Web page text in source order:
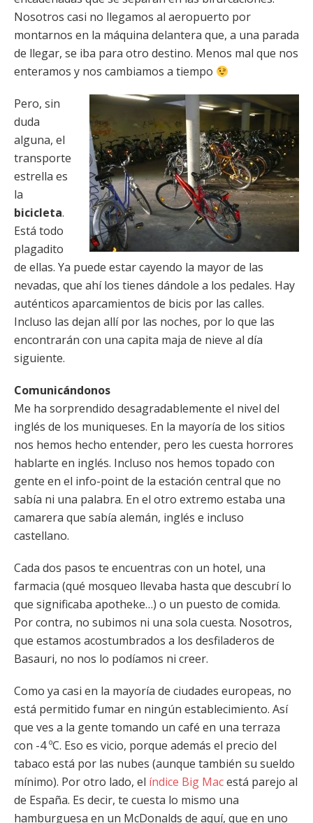
Nosotros casi no llegamos al aeropuerto por
montarnos en la máquina delantera que, a una parada
de llegar, se iba para otro destino. Menos mal que nos
enteramos y nos cambiamos a tiempo
Pero, sin
duda
alguna, el
transporte
estrella es
la
bicicleta.
Está todo
plagadito
de ellas. Ya puede estar cayendo la mayor de las
nevadas, que ahí los tienes dándole a los pedales. Hay
auténticos aparcamientos de bicis por las calles.
Incluso las dejan allí por las noches, por lo que las
encontrarán con una capita maja de nieve al día
siguiente.
Comunicándonos
Me ha sorprendido desagradablemente el nivel del
inglés de los muniqueses. En la mayoría de los sitios
nos hemos hecho entender, pero les cuesta horrores
hablarte en inglés. Incluso nos hemos topado con
gente en el info-point de la estación central que no
sabía ni una palabra. En el otro extremo estaba una
camarera que sabía alemán, inglés e incluso
castellano.
Cada dos pasos te encuentras con un hotel, una
farmacia (qué mosqueo llevaba hasta que descubrí lo
que significaba apotheke…) o un puesto de comida.
Por contra, no subimos ni una sola cuesta. Nosotros,
que estamos acostumbrados a los desfiladeros de
Basauri, no nos lo podíamos ni creer.
Como ya casi en la mayoría de ciudades europeas, no
está permitido fumar en ningún establecimiento. Así
que ves a la gente tomando un café en una terraza
con -4 ºC. Eso es vicio, porque además el precio del
tabaco está por las nubes (aunque también su sueldo
mínimo). Por otro lado, el índice Big Macestá parejo al
de España. Es decir, te cuesta lo mismo una
hamburguesa en un McDonalds de aquí, que en uno